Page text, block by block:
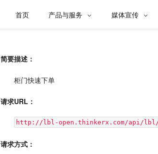
首页 产品与服务  媒体宣传 
简要描述：
柜门快速下单
请求URL：
http://lbl-open.thinkerx.com/api/lbl/
请求方式：